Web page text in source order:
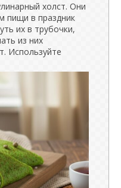
холст. Они
пищи в праздник
их в трубочки,
из них
Используйте